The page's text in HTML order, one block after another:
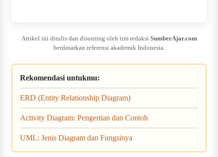
Artikel ini ditulis dan disunting oleh tim redaksi SumberAjar.com
berdasarkan referensi akademik Indonesia.
Rekomendasi untukmu:
ERD (Entity Relationship Diagram)
Activity Diagram: Pengertian dan Contoh
UML: Jenis Diagram dan Fungsinya